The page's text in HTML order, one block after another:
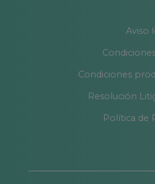
Aviso
Condiciones
Resolución
Política de